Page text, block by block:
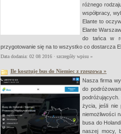
różnego
współpracy,
Elante to
Elante
do tańca w
przygotowanie się na to wszystko co dostarcza
Data dodania: 02 08 2016 · szczegóły wpisu »
Ile kosztuje bus do Niemiec z rzeszowa »
Nasza firma
do
życia, jeśli nie
niemożliwości
busa do
naszej mocy,